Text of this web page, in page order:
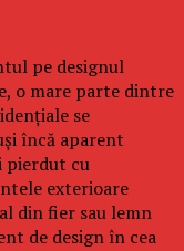
pe designul
o mare parte dintre
se
încă aparent
pierdut cu
exterioare
din fier sau lemn
de design în cea